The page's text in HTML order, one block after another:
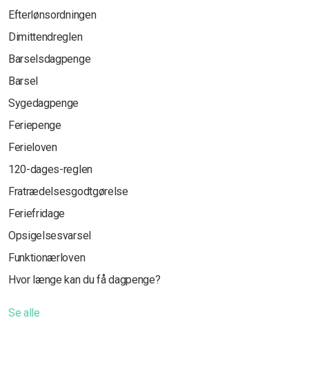
Efterlønsordningen
Dimittendreglen
Barselsdagpenge
Barsel
Sygedagpenge
Feriepenge
Ferieloven
120-dages-reglen
Fratrædelsesgodtgørelse
Feriefridage
Opsigelsesvarsel
Funktionærloven
Hvor længe kan du få dagpenge?
Se alle